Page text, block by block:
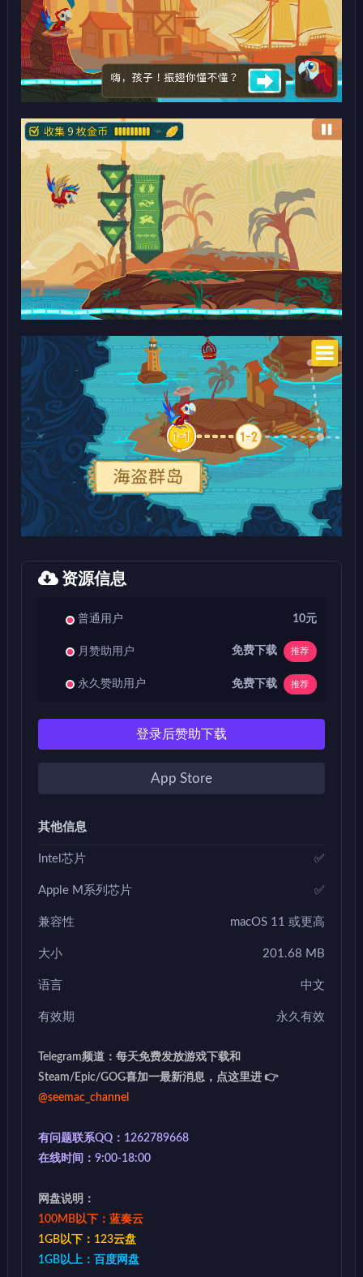
资源信息
普通用户 10元
月赞助用户 免费下载 推荐
永久赞助用户 免费下载 推荐
登录后赞助下载
App Store
其他信息
Intel芯片 ✅
Apple M系列芯片 ✅
兼容性 macOS 11 或更高
大小 201.68 MB
语言 中文
有效期 永久有效
Telegram频道：每天免费发放游戏下载和
Steam/Epic/GOG喜加一最新消息，点这里进 👉
@seemac_channel
有问题联系QQ：1262789668
在线时间：9:00-18:00
网盘说明：
100MB以下：蓝奏云
1GB以下：123云盘
1GB以上：百度网盘